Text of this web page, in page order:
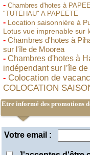
- Chambres d'hotes à
"TUTEHAU" A PAPEETE
- Location saisonnière à
Lotus vue imprenable sur
- Chambres d'hotes à
sur l'île de Moorea
- Chambres d'hotes à
indépendant sur l’île de
- Colocation de
COLOCATION
Etre informé des promotions
Votre email :